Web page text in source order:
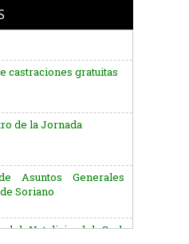
del Natalicio del Gral.